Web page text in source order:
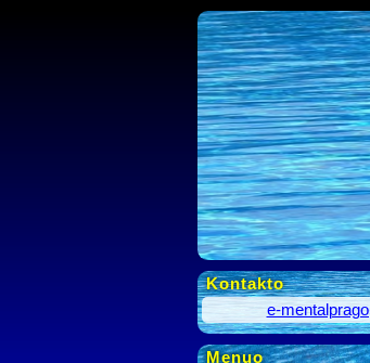
Kontakto
e-
Menuo